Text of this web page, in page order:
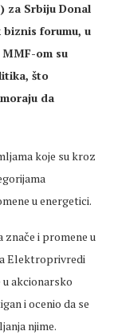
za Srbiju Donal
forumu, u
om su
što
da
koje su kroz
u energetici.
znače i promene u
Elektroprivredi
akcionarsko
i ocenio da se
njime.